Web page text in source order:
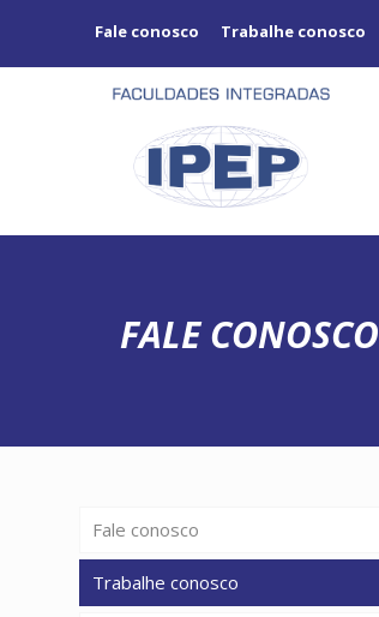
Fale conosco Trabalhe conosco
FALE CONOSCO
Fale conosco
Trabalhe conosco